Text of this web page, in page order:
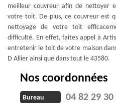
meilleur couvreur afin de nettoyer
votre toit. De plus, ce couvreur est
nettoyage de votre toit
difficulté. En effet, faites appel à
entretenir le toit de votre maison
D Allier ainsi que dans tout le 43580.
Nos coordonnées
Bureau 04 82 29 30